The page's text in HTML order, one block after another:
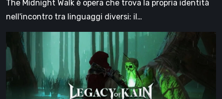
forza
[Video]
The Midnight Walk è opera che trova la propria identità
nell'incontro tra linguaggi diversi: il…
Legacy
of
Dark
Renaissance,